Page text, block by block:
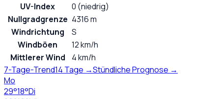
UV-Index
0 (niedrig)
Nullgradgrenze 4316 m
Windrichtung
S
Windböen
12 km/h
Mittlerer Wind
4 km/h
7-Tage-Trend14 Tage →Stündliche Prognose →
Mo
29°18°Di